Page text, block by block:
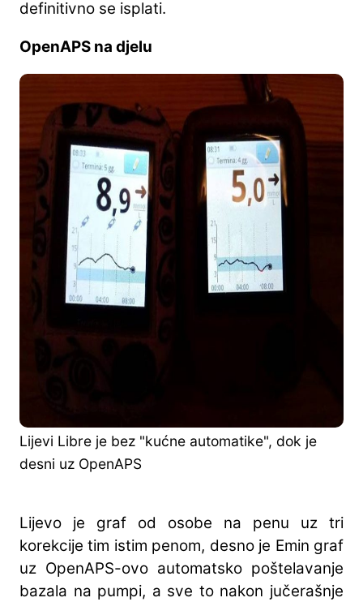
definitivno se isplati.
OpenAPS na djelu
Lijevi Libre je bez "kućne automatike", dok je
desni uz OpenAPS
Lijevo je graf od osobe na penu uz tri
korekcije tim istim penom, desno je Emin graf
uz OpenAPS-ovo automatsko poštelavanje
bazala na pumpi, a sve to nakon jučerašnje